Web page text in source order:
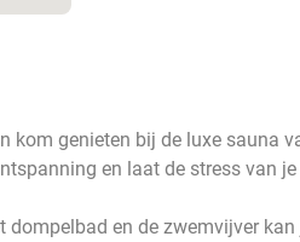
kom genieten bij de luxe sauna
en laat de stress van
dompelbad en de zwemvijver